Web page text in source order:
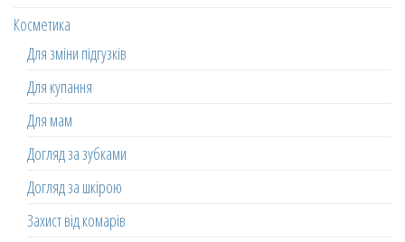
Косметика
Для зміни підгузків
Для купання
Для мам
Догляд за зубками
Догляд за шкірою
Захист від комарів